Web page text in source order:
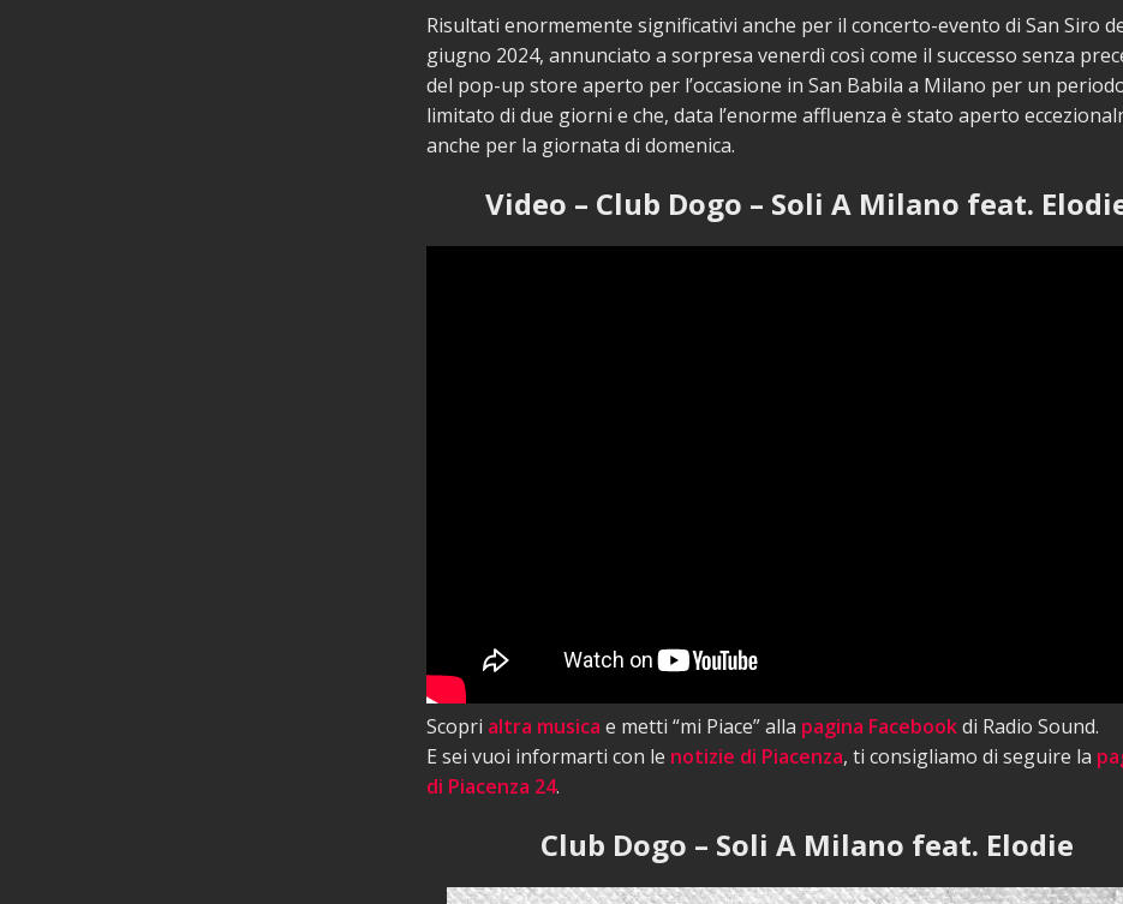
Risultati enormemente significativi anche per il concerto-evento di San Siro
giugno 2024, annunciato a sorpresa venerdì così come il successo senza
del pop-up store aperto per l’occasione in San Babila a Milano per un
limitato di due giorni e che, data l’enorme affluenza è stato aperto
anche per la giornata di domenica.
Video – Club Dogo – Soli A Milano feat.
Scopri altra musica e metti “mi Piace” alla pagina Facebookdi Radio Sound.
E sei vuoi informarti con le notizie di Piacenza, ti consigliamo di seguire la
di Piacenza 24.
Club Dogo – Soli A Milano feat. Elodie